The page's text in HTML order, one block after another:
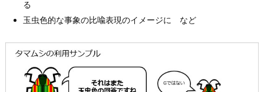
る
玉虫色的な事象の比喩表現のイメージに など